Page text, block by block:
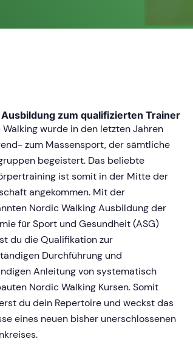
Ausbildung zum qualifizierten Trainer
Walking wurde in den letzten Jahren
zum Massensport, der sämtliche
begeistert. Das beliebte
ist somit in der Mitte der
angekommen. Mit der
Nordic Walking Ausbildung der
für Sport und Gesundheit (ASG)
du die Qualifikation zur
Durchführung und
Anleitung von systematisch
Nordic Walking Kursen. Somit
du dein Repertoire und weckst das
eines neuen bisher unerschlossenen